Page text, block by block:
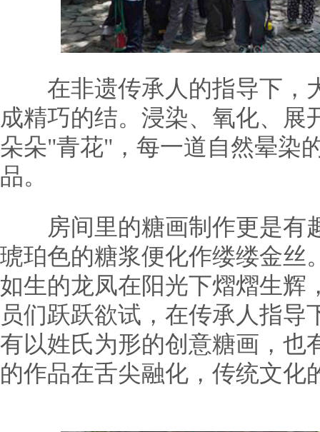
在非遗传承人的指导下，
成精巧的结。浸染、氧化、
朵朵"青花"，每一道自然晕染
品。
房间里的糖画制作更是有
琥珀色的糖浆便化作缕缕金丝
如生的龙凤在阳光下熠熠生辉
员们跃跃欲试，在传承人指导
有以姓氏为形的创意糖画，也
的作品在舌尖融化，传统文化